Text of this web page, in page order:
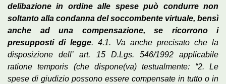
delibazione in ordine alle spese può condurre non
soltanto alla condanna del soccombente virtuale, bensì
anche ad una compensazione, se ricorrono i
presupposti di legge. 4.1. Va anche precisato che la
disposizione dell’ art. 15 D.Lgs. 546/1992 applicabile
ratione temporis (che dispone(va) testualmente: “2. Le
spese di giudizio possono essere compensate in tutto o in